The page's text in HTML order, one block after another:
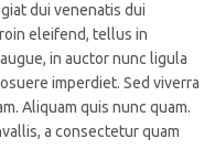
dui venenatis dui
eleifend, tellus in
in auctor nunc ligula
imperdiet. Sed viverra
Aliquam quis nunc quam.
a consectetur quam